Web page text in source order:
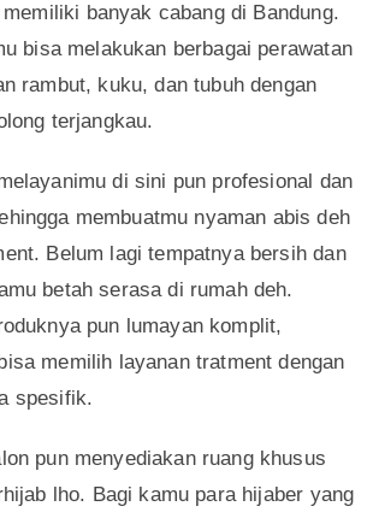
banyak cabang di Bandung.
bisa melakukan berbagai perawatan
rambut, kuku, dan tubuh dengan
terjangkau.
di sini pun profesional dan
membuatmu nyaman abis deh
Belum lagi tempatnya bersih dan
betah serasa di rumah deh.
pun lumayan komplit,
memilih layanan tratment dengan
spesifik.
pun menyediakan ruang khusus
lho. Bagi kamu para hijaber yang